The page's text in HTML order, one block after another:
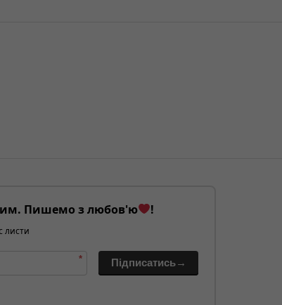
Пишемо з любов'ю !
листи
* Підписатись→